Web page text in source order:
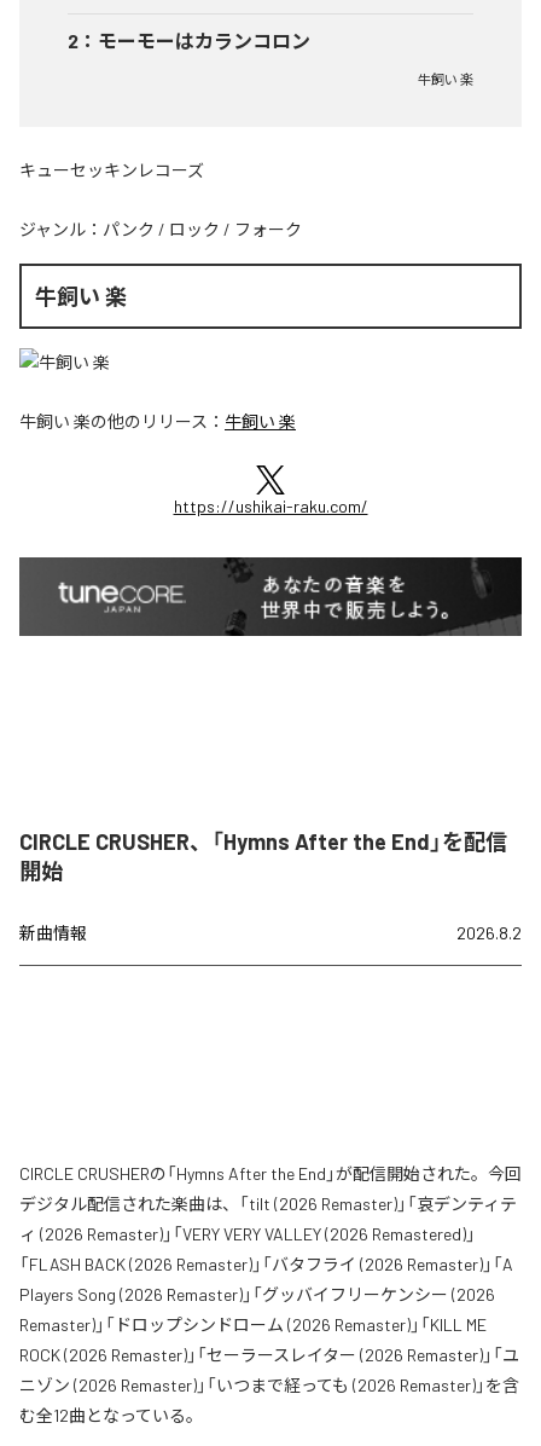
2 ： モーモーはカランコロン
牛飼い 楽
キューセッキンレコーズ
ジャンル： パンク / ロック / フォーク
牛飼い 楽
牛飼い 楽の他のリリース： 牛飼い 楽
https://ushikai-raku.com/
CIRCLE CRUSHER、「Hymns After the End」を配信
開始
新曲情報 2026.8.2
CIRCLE CRUSHERの「Hymns After the End」が配信開始された。今回
デジタル配信された楽曲は、「tilt (2026 Remaster)」「哀デンティテ
ィ (2026 Remaster)」「VERY VERY VALLEY (2026 Remastered)」
「FLASH BACK (2026 Remaster)」「バタフライ (2026 Remaster)」「A
Players Song (2026 Remaster)」「グッバイフリーケンシー (2026
Remaster)」「ドロップシンドローム (2026 Remaster)」「KILL ME
ROCK (2026 Remaster)」「セーラースレイター (2026 Remaster)」「ユ
ニゾン (2026 Remaster)」「いつまで経っても (2026 Remaster)」を含
む全12曲となっている。